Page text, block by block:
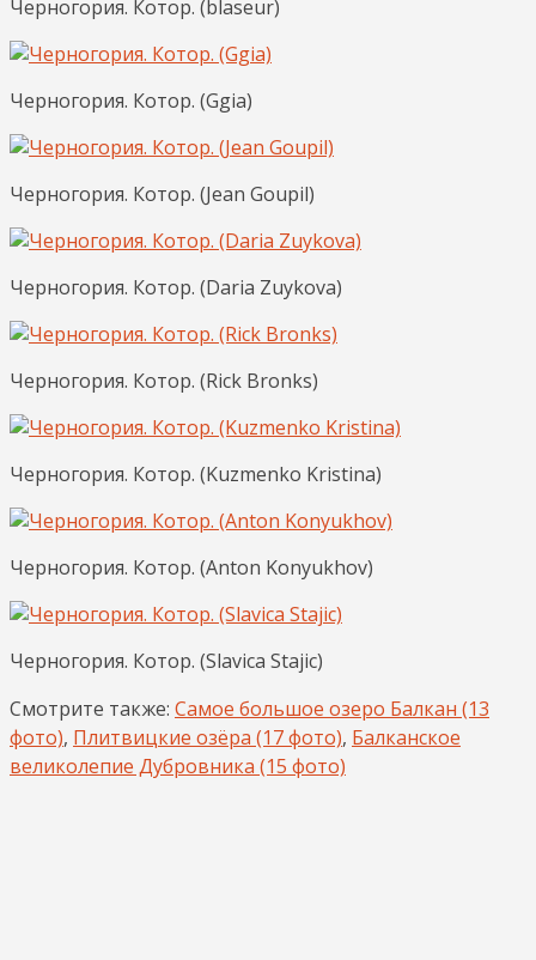
Черногория. Котор. (blaseur)
Черногория. Котор. (Ggia)
Черногория. Котор. (Jean Goupil)
Черногория. Котор. (Daria Zuykova)
Черногория. Котор. (Rick Bronks)
Черногория. Котор. (Kuzmenko Kristina)
Черногория. Котор. (Anton Konyukhov)
Черногория. Котор. (Slavica Stajic)
Смотрите также: Самое большое озеро Балкан (13
фото), Плитвицкие озёра (17 фото), Балканское
великолепие Дубровника (15 фото)